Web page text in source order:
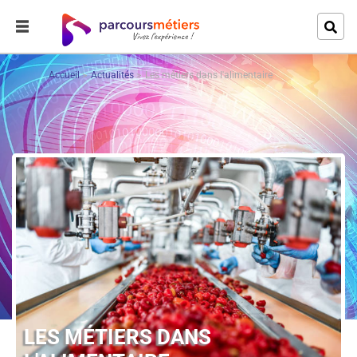
Accueil Actualités Les métiers dans l'alimentaire
LES MÉTIERS DANS